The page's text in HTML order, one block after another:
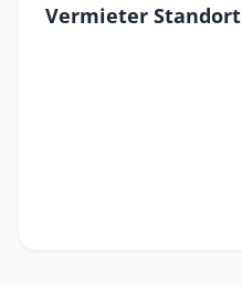
Vermieter Standort